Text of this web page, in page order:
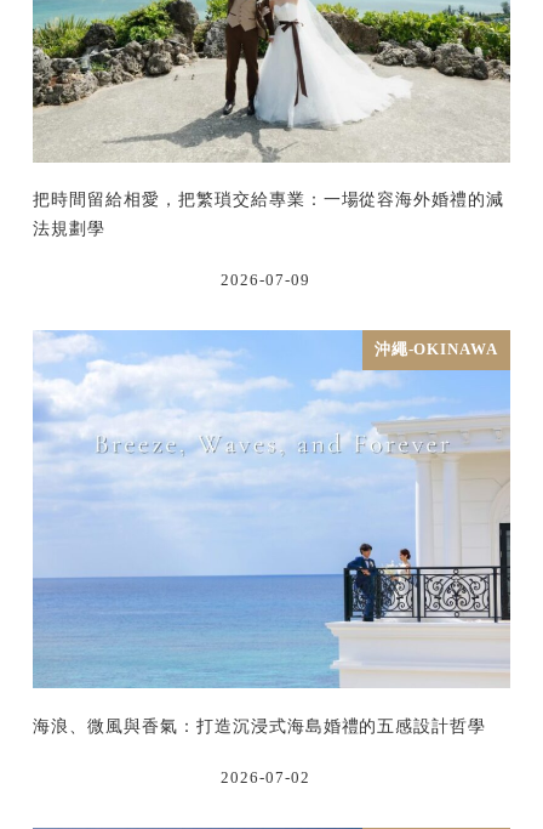
把時間留給相愛，把繁瑣交給專業：一場從容海外婚禮的減
法規劃學
2026-07-09
沖繩-OKINAWA
海浪、微風與香氣：打造沉浸式海島婚禮的五感設計哲學
2026-07-02